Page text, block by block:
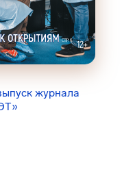
журнала